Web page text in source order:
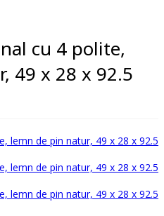
cu 4 polite,
49 x 28 x 92.5